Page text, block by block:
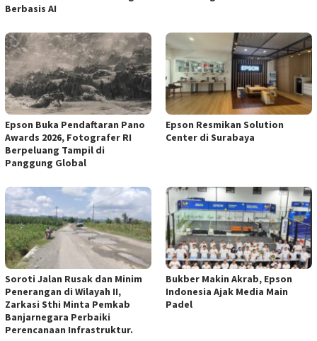
Berbasis AI
Epson Buka Pendaftaran Pano
Awards 2026, Fotografer RI
Berpeluang Tampil di
Panggung Global
Epson Resmikan Solution
Center di Surabaya
Soroti Jalan Rusak dan Minim
Penerangan di Wilayah II,
Zarkasi Sthi Minta Pemkab
Banjarnegara Perbaiki
Perencanaan Infrastruktur.
Bukber Makin Akrab, Epson
Indonesia Ajak Media Main
Padel